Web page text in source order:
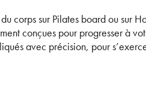
corps sur Pilates board ou sur
conçues pour progresser à
avec précision, pour